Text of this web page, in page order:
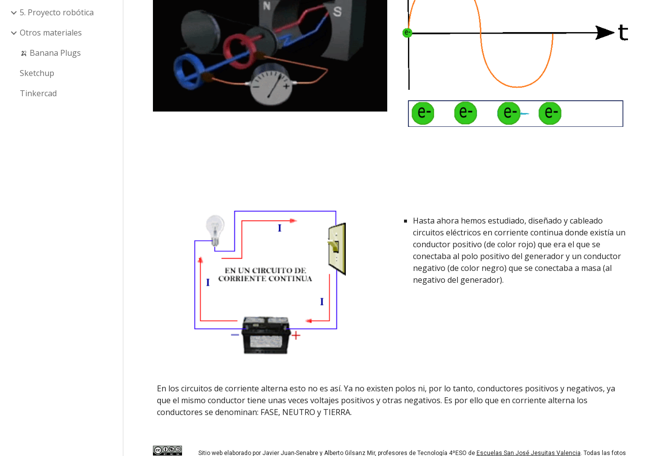
5. Proyecto robótica
Otros materiales
🍌 Banana Plugs
Sketchup
Tinkercad
Hasta ahora hemos estudiado, diseñado y cableado
circuitos eléctricos en corriente continua donde existía un
conductor positivo (de color rojo) que era el que se
conectaba al polo positivo del generador y un conductor
negativo (de color negro) que se conectaba a masa (al
negativo del generador).
En los circuitos de corriente alterna esto no es así. Ya no existen polos ni, por lo tanto, conductores positivos y negativos, ya
que el mismo conductor tiene unas veces voltajes positivos y otras negativos. Es por ello que en corriente alterna los
conductores se denominan: FASE, NEUTRO y TIERRA.
Sitio web elaborado por Javier Juan-Senabre y Alberto Gilsanz Mir, profesores de Tecnología 4ºESO de Escuelas San José Jesuitas Valencia. Todas las fotos